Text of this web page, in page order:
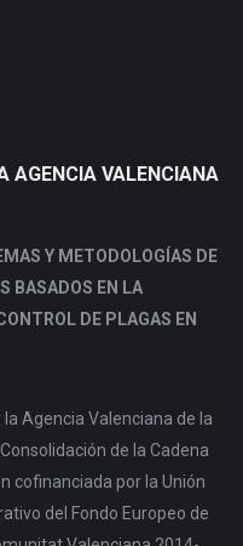
AGENCIA VALENCIANA
Y METODOLOGÍAS DE
BASADOS EN LA
DE PLAGAS EN
Agencia Valenciana de la
de la Cadena
cofinanciada por la Unión
del Fondo Europeo de